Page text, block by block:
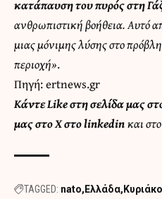
κατάπαυση του πυρός στη
ανθρωπιστική βοήθεια. Αυτό
μιας μόνιμης λύσης στο
περιοχή».
Πηγή: ertnews.gr
ΚάντεLike στη σελίδα μας
μας στοXστοlinkedinκαι στο
TAGGED: nato Ελλάδα